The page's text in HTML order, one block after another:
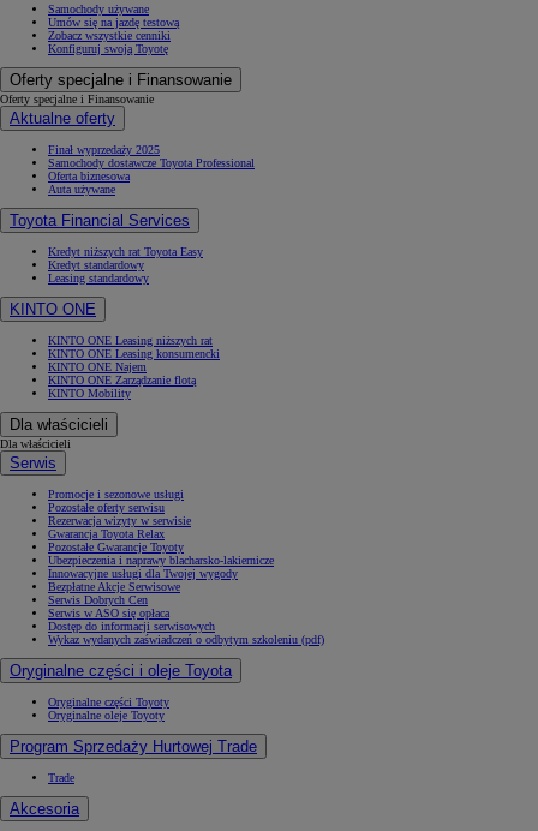
Samochody używane
Umów się na jazdę testową
Zobacz wszystkie cenniki
Konfiguruj swoją Toyotę
Oferty specjalne i Finansowanie
Oferty specjalne i Finansowanie
Aktualne oferty
Finał wyprzedaży 2025
Samochody dostawcze Toyota Professional
Oferta biznesowa
Auta używane
Toyota Financial Services
Kredyt niższych rat Toyota Easy
Kredyt standardowy
Leasing standardowy
KINTO ONE
KINTO ONE Leasing niższych rat
KINTO ONE Leasing konsumencki
KINTO ONE Najem
KINTO ONE Zarządzanie flotą
KINTO Mobility
Dla właścicieli
Dla właścicieli
Serwis
Promocje i sezonowe usługi
Pozostałe oferty serwisu
Rezerwacja wizyty w serwisie
Gwarancja Toyota Relax
Pozostałe Gwarancje Toyoty
Ubezpieczenia i naprawy blacharsko-lakiernicze
Innowacyjne usługi dla Twojej wygody
Bezpłatne Akcje Serwisowe
Serwis Dobrych Cen
Serwis w ASO się opłaca
Dostęp do informacji serwisowych
Wykaz wydanych zaświadczeń o odbytym szkoleniu (pdf)
Oryginalne części i oleje Toyota
Oryginalne części Toyoty
Oryginalne oleje Toyoty
Program Sprzedaży Hurtowej Trade
Trade
Akcesoria